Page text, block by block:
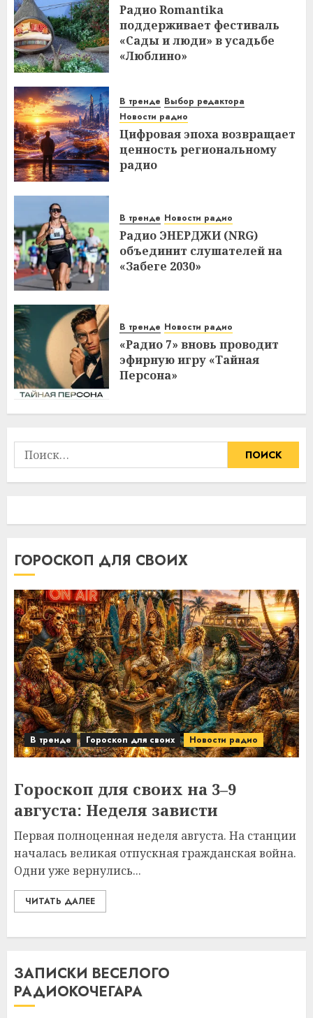
Радио Romantika
поддерживает фестиваль
«Сады и люди» в усадьбе
«Люблино»
В тренде Выбор редактора
Новости радио
Цифровая эпоха возвращает
ценность региональному
радио
В тренде Новости радио
Радио ЭНЕРДЖИ (NRG)
объединит слушателей на
«Забеге 2030»
В тренде Новости радио
«Радио 7» вновь проводит
эфирную игру «Тайная
Персона»
Найти:
ГОРОСКОП ДЛЯ СВОИХ
В тренде Гороскоп для своих Новости радио
Гороскоп для своих на 3–9
августа: Неделя зависти
Первая полноценная неделя августа. На станции
началась великая отпускная гражданская война.
Одни уже вернулись...
ЧИТАТЬ ДАЛЕЕ
ЗАПИСКИ ВЕСЕЛОГО
РАДИОКОЧЕГАРА